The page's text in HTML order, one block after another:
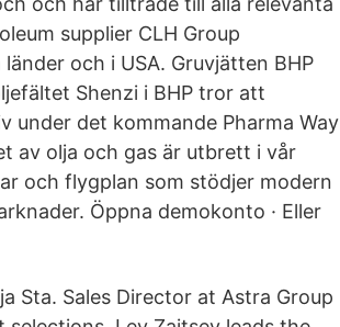
supplier CLH Group
och i USA. Gruvjätten BHP
Shenzi i BHP tror att
under det kommande Pharma Way
av olja och gas är utbrett i vår
och flygplan som stödjer modern
Öppna demokonto · Eller
Sta. Sales Director at Astra Group